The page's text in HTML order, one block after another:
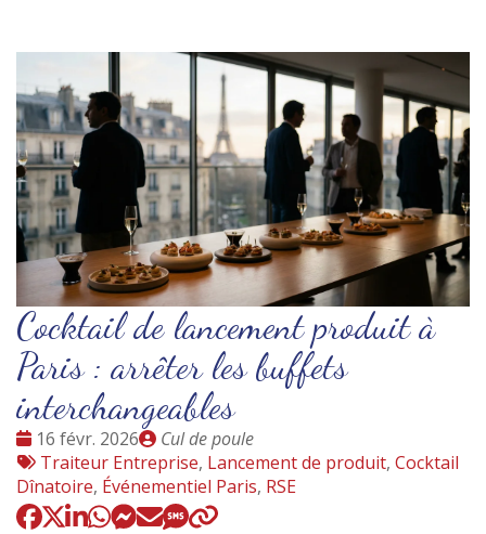
Cocktail de lancement produit à
Paris : arrêter les buffets
interchangeables
Date
:
16 févr. 2026
Publié
par
Cul de poule
Tags
:
Traiteur Entreprise, Lancement de produit, Cocktail
Dînatoire, Événementiel Paris, RSE